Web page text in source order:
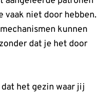
vaak niet door hebben.
kunnen
dat je het door
het gezin waar jij